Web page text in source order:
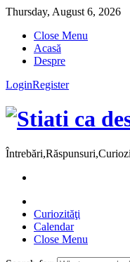
Thursday, August 6, 2026
Close Menu
Acasă
Despre
LoginRegister
Curiozităţi
Calendar
Close Menu